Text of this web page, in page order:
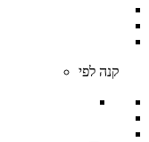
קנה לפי